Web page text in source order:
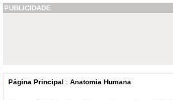
PUBLICIDADE
Página Principal : Anatomia Humana